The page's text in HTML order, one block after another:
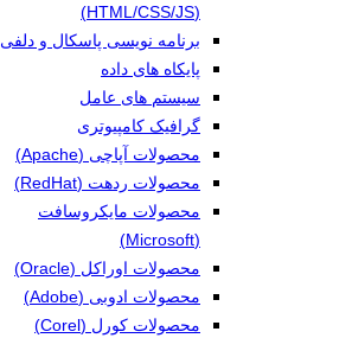
(HTML/CSS/JS)
برنامه نویسی پاسکال و دلفی
پایکاه های داده
سیستم های عامل
گرافیک کامپیوتری
محصولات آپاچی (Apache)
محصولات ردهت (RedHat)
محصولات مایکروسافت
(Microsoft)
محصولات اوراکل (Oracle)
محصولات ادوبی (Adobe)
محصولات کورل (Corel)